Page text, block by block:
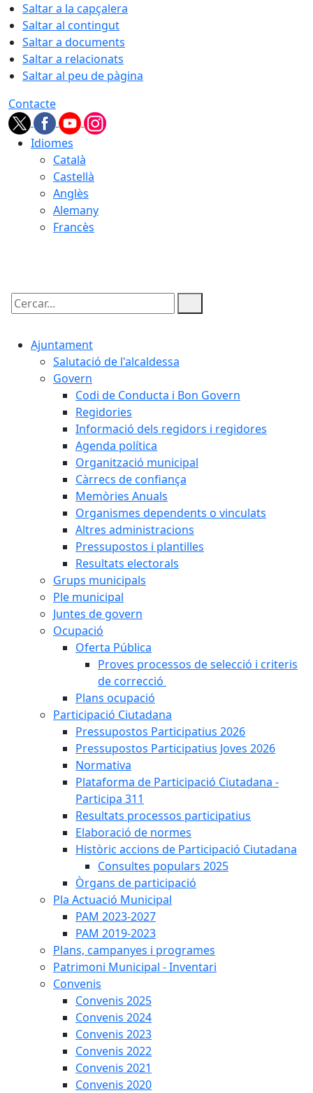
Saltar a la capçalera
Saltar al contingut
Saltar a documents
Saltar a relacionats
Saltar al peu de pàgina
Contacte
Idiomes
Català
Castellà
Anglès
Alemany
Francès
Cercar:
Ajuntament
Salutació de l'alcaldessa
Govern
Codi de Conducta i Bon Govern
Regidories
Informació dels regidors i regidores
Agenda política
Organització municipal
Càrrecs de confiança
Memòries Anuals
Organismes dependents o vinculats
Altres administracions
Pressupostos i plantilles
Resultats electorals
Grups municipals
Ple municipal
Juntes de govern
Ocupació
Oferta Pública
Proves processos de selecció i criteris
de correcció
Plans ocupació
Participació Ciutadana
Pressupostos Participatius 2026
Pressupostos Participatius Joves 2026
Normativa
Plataforma de Participació Ciutadana -
Participa 311
Resultats processos participatius
Elaboració de normes
Històric accions de Participació Ciutadana
Consultes populars 2025
Òrgans de participació
Pla Actuació Municipal
PAM 2023-2027
PAM 2019-2023
Plans, campanyes i programes
Patrimoni Municipal - Inventari
Convenis
Convenis 2025
Convenis 2024
Convenis 2023
Convenis 2022
Convenis 2021
Convenis 2020